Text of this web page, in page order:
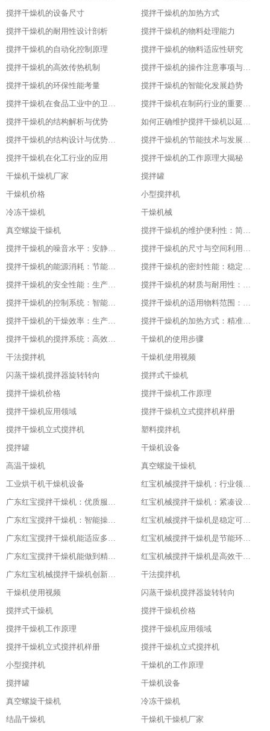
搅拌干燥机的设备尺寸
搅拌干燥机的加热方式
搅拌干燥机的耐用性设计剖析
搅拌干燥机的物料处理能力
搅拌干燥机的自动化控制原理
搅拌干燥机的物料适应性研究
搅拌干燥机的高效传热机制
搅拌干燥机的操作注意事项与安全保障
搅拌干燥机的环保性能考量
搅拌干燥机的智能化发展趋势
搅拌干燥机在食品工业中的卫生设计
搅拌干燥机在制药行业的重要应用
搅拌干燥机的结构解析与优势
如何正确维护搅拌干燥机以延长其使用寿命
搅拌干燥机的结构设计与优势分析
搅拌干燥机的节能技术与发展趋势
搅拌干燥机在化工行业的应用
搅拌干燥机的工作原理大揭秘
干燥机干燥机厂家
搅拌罐
干燥机价格
小型搅拌机
冷冻干燥机
干燥机械
真空螺旋干燥机
搅拌干燥机的维护便利性：简单易操作
搅拌干燥机的噪音水平：安静的工作环境
搅拌干燥机的尺寸与空间利用：灵活适应不同场地
搅拌干燥机的能源消耗：节能与高效的平衡
搅拌干燥机的密封性能：稳定干燥的关键
搅拌干燥机的安全性能：生产中的首要保障
搅拌干燥机的材质与耐用性：品质的坚实基础
搅拌干燥机的控制系统：智能化的操作体验
搅拌干燥机的适用物料范围：广泛的适应性
搅拌干燥机的干燥效率：生产效益的保障
搅拌干燥机的加热方式：精准控温的关键
搅拌干燥机的搅拌系统：高效混合的核心
干燥机的使用步骤
干法搅拌机
干燥机使用视频
闪蒸干燥机搅拌器旋转转向
搅拌式干燥机
搅拌干燥机价格
搅拌干燥机工作原理
搅拌干燥机应用领域
搅拌干燥机立式搅拌机样册
搅拌干燥机立式搅拌机
塑料搅拌机
搅拌罐
干燥机设备
高温干燥机
真空螺旋干燥机
工业烘干机干燥机设备
红宝机械搅拌干燥机：行业领先，值得信赖
广东红宝搅拌干燥机：优质服务，全程保障
红宝机械搅拌干燥机：紧凑设计，节省空间
广东红宝搅拌干燥机：智能操作，便捷高效
红宝机械搅拌干燥机是稳定可靠的伙伴
广东红宝搅拌干燥机能适应多种物料
红宝机械搅拌干燥机是节能环保新选择
广东红宝搅拌干燥机能做到精准控制，卓越品质
红宝机械搅拌干燥机是高效干燥的利器
广东红宝机械搅拌干燥机创新引领未来
干法搅拌机
干燥机使用视频
闪蒸干燥机搅拌器旋转转向
搅拌式干燥机
搅拌干燥机价格
搅拌干燥机工作原理
搅拌干燥机应用领域
搅拌干燥机立式搅拌机样册
搅拌干燥机立式搅拌机
小型搅拌机
干燥机的工作原理
搅拌罐
干燥机设备
真空螺旋干燥机
冷冻干燥机
结晶干燥机
干燥机干燥机厂家